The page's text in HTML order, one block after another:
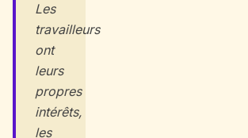
Les
travailleurs
ont
leurs
propres
intérêts,
les